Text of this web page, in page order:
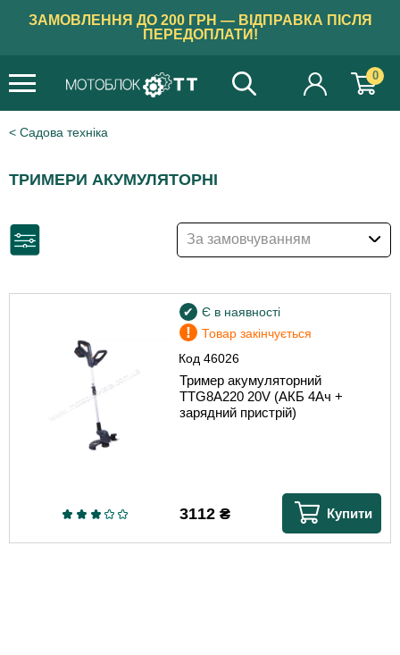
ЗАМОВЛЕННЯ ДО 200 ГРН — ВІДПРАВКА ПІСЛЯ
ПЕРЕДОПЛАТИ!
0
Садова техніка
ТРИМЕРИ АКУМУЛЯТОРНІ
За замовчуванням
Код46026
Є в наявності
! Товар закінчується
Тример акумуляторний
TTG8A220 20V (АКБ 4Ач +
зарядний пристрій)
3112₴ Купити